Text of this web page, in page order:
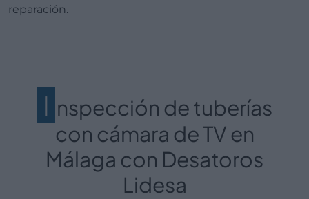
reparación.
I nspección de tuberías
con cámara de TV en
Málaga con Desatoros
Lidesa